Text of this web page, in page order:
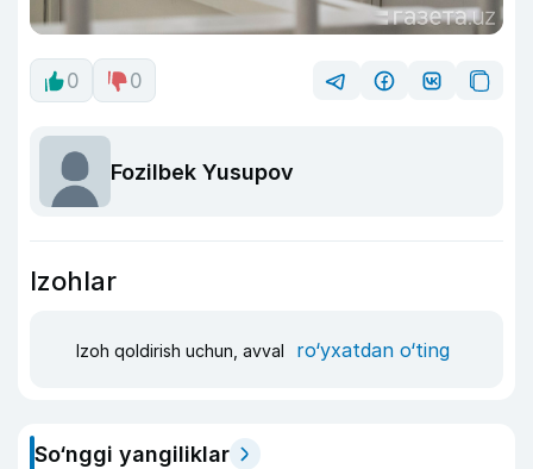
0 0
Fozilbek Yusupov
Izohlar
Izoh qoldirish uchun, avval ro‘yxatdan o‘ting
So‘nggi yangiliklar